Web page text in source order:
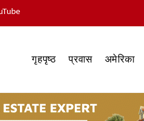
गृहपृष्ठ प्रवास अमेरिका